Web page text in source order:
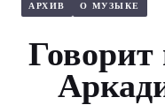
АРХИВ О МУЗЫКЕ
Говорит